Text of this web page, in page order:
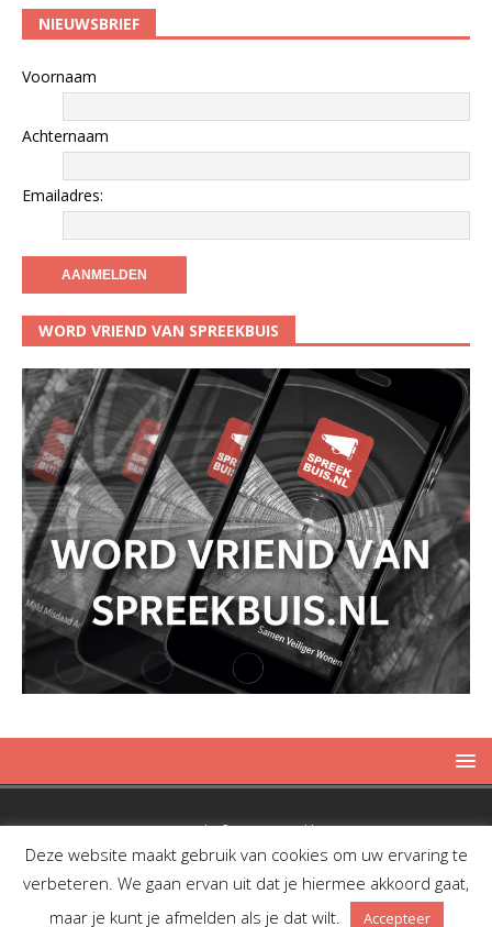
NIEUWSBRIEF
Voornaam
Achternaam
Emailadres:
WORD VRIEND VAN SPREEKBUIS
Copyright © 2019 Spreekbuis
Deze website maakt gebruik van cookies om uw ervaring te
verbeteren. We gaan ervan uit dat je hiermee akkoord gaat,
maar je kunt je afmelden als je dat wilt.
Accepteer